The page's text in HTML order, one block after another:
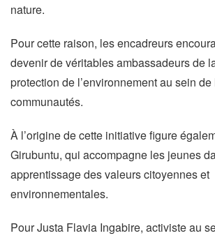
nature.
Pour cette raison, les encadreurs
devenir de véritables ambassadeurs de
protection de l’environnement au sein
communautés.
À l’origine de cette initiative figure
Girubuntu, qui accompagne les jeunes
apprentissage des valeurs citoyennes et
environnementales.
Pour Justa Flavia Ingabire, activiste au